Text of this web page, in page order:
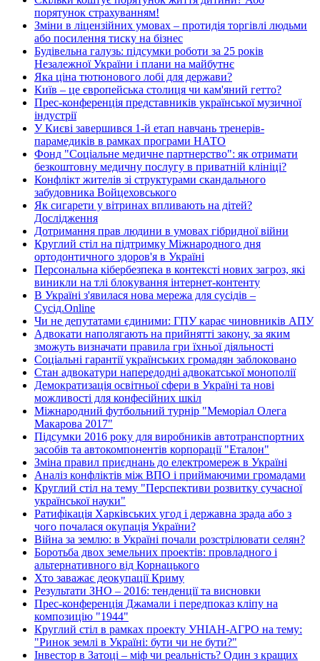
порятунок страхуванням!
Зміни в ліцензійних умовах – протидія торгівлі людьми
або посилення тиску на бізнес
Будівельна галузь: підсумки роботи за 25 років
Незалежної України і плани на майбутнє
Яка ціна тютюнового лобі для держави?
Київ – це європейська столиця чи кам'яний гетто?
Прес-конференція представників української музичної
індустрії
У Києві завершився 1-й етап навчань тренерів-
парамедиків в рамках програми НАТО
Фонд "Соціальне медичне партнерство": як отримати
безкоштовну медичну послугу в приватній клініці?
Конфлікт жителів зі структурами скандального
забудовника Войцеховського
Як сигарети у вітринах впливають на дітей?
Дослідження
Дотримання прав людини в умовах гібридної війни
Круглий стіл на підтримку Міжнародного дня
ортодонтичного здоров'я в Україні
Персональна кібербезпека в контексті нових загроз, які
виникли на тлі блокування інтернет-контенту
В Україні з'явилася нова мережа для сусідів –
Сусід.Online
Чи не депутатами єдиними: ГПУ карає чиновників АПУ
Адвокати наполягають на прийнятті закону, за яким
зможуть визначати правила гри їхньої діяльності
Соціальні гарантії українських громадян заблоковано
Стан адвокатури напередодні адвокатської монополії
Демократизація освітньої сфери в Україні та нові
можливості для конфесійних шкіл
Міжнародний футбольний турнір "Меморіал Олега
Макарова 2017"
Підсумки 2016 року для виробників автотранспортних
засобів та автокомпонентів корпорації "Еталон"
Зміна правил приєднань до електромереж в Україні
Аналіз конфліктів між ВПО і приймаючими громадами
Круглий стіл на тему "Перспективи розвитку сучасної
української науки"
Ратифікація Харківських угод і державна зрада або з
чого почалася окупація України?
Війна за землю: в Україні почали розстрілювати селян?
Боротьба двох земельних проектів: провладного і
альтернативного від Корнацького
Хто заважає деокупації Криму
Результати ЗНО – 2016: тенденції та висновки
Прес-конференція Джамали і передпоказ кліпу на
композицію "1944"
Круглий стіл в рамках проекту УНІАН-АГРО на тему:
"Ринок землі в Україні: бути чи не бути?"
Інвестор в Затоці – міф чи реальність? Один з кращих